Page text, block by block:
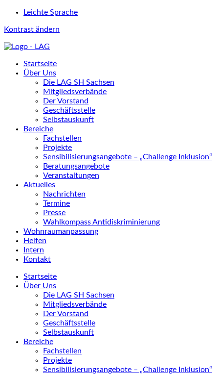
Leichte Sprache
Kontrast ändern
Startseite
Über Uns
Die LAG SH Sachsen
Mitgliedsverbände
Der Vorstand
Geschäftsstelle
Selbstauskunft
Bereiche
Fachstellen
Projekte
Sensibilisierungsangebote – „Challenge Inklusion“
Beratungsangebote
Veranstaltungen
Aktuelles
Nachrichten
Termine
Presse
Wahlkompass Antidiskriminierung
Wohnraumanpassung
Helfen
Intern
Kontakt
Startseite
Über Uns
Die LAG SH Sachsen
Mitgliedsverbände
Der Vorstand
Geschäftsstelle
Selbstauskunft
Bereiche
Fachstellen
Projekte
Sensibilisierungsangebote – „Challenge Inklusion“